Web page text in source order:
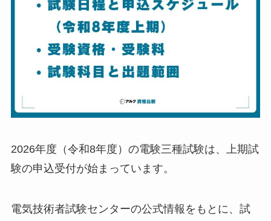
2026年度（令和8年度）の電験三種試験は、上期試
験の申込受付が始まっています。
電気技術者試験センターの公式情報をもとに、試